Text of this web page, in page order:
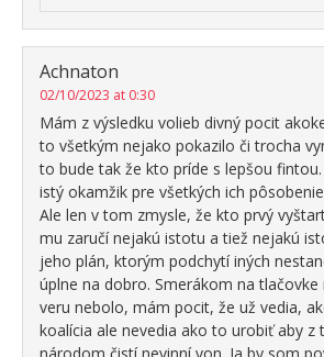
Achnaton
02/10/2023 at 0:30
Mám z výsledku volieb divný pocit
to všetkým nejako pokazilo či trocha
to bude tak že kto príde s lepšou fintou.
istý okamžik pre všetkých ich
Ale len v tom zmysle, že kto prvý
mu zaručí nejakú istotu a tiež nejakú
jeho plán, ktorým podchytí iných
úplne na dobro. Smerákom na
veru nebolo, mám pocit, že už vedia,
koalícia ale nevedia ako to urobiť aby z